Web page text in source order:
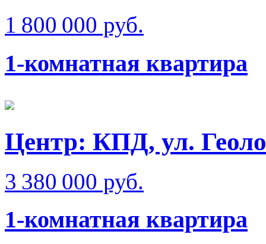
1 800 000 руб.
1-комнатная квартира
Центр: КПД, ул.
3 380 000 руб.
1-комнатная квартира